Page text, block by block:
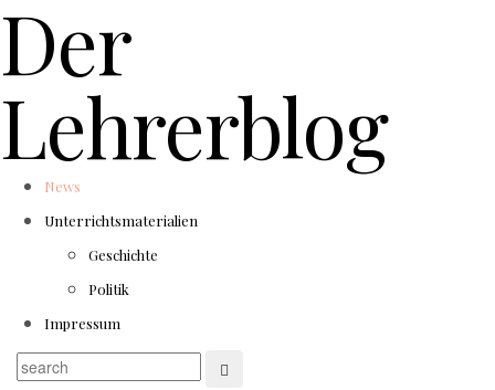
Der
Lehrerblog
News
Unterrichtsmaterialien
Geschichte
Politik
Impressum